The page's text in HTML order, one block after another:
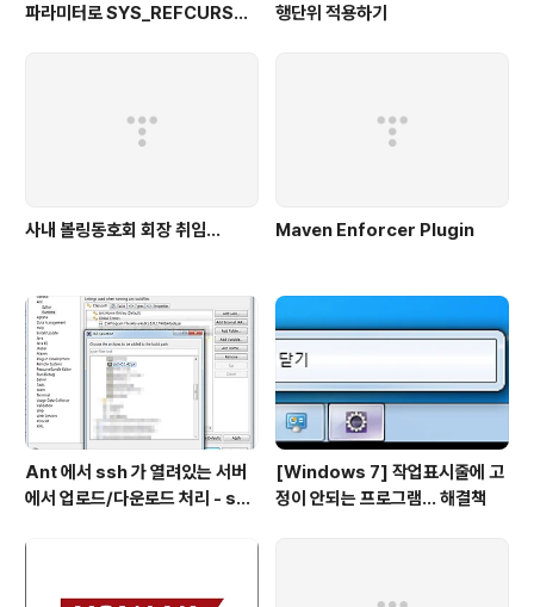
파라미터로 SYS_REFCURSO
행단위 적용하기
사내 볼링동호회 회장 취임... Maven Enforcer Plugin
Ant 에서 ssh 가 열려있는 서버
에서 업로드/다운로드 처리 - scp
[Windows 7] 작업표시줄에 고
정이 안되는 프로그램... 해결책